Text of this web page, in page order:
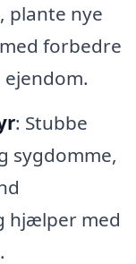
plante nye
forbedre
: Stubbe
sygdomme,
hjælper med